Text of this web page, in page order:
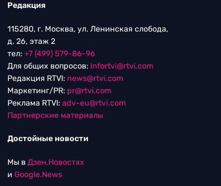
Редакция
115280, г. Москва, ул. Ленинская слобода,
д. 26, этаж 2
тел: +7 (499) 579-86-96
Для общих вопросов: Infortvi@rtvi.com
Редакция RTVI: news@rtvi.com
Маркетинг/PR: pr@rtvi.com
Реклама RTVI: adv-eu@rtvi.com
Партнерские материалы
Достойные новости
Мы в Дзен.Новостях
и Google.News